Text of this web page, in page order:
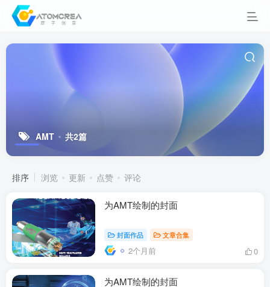
AMT 共2篇
排序 浏览 更新 点赞 评论
为AMT绘制的封面
封面作品 文章合集
2个月前 0
为AMT绘制的封面